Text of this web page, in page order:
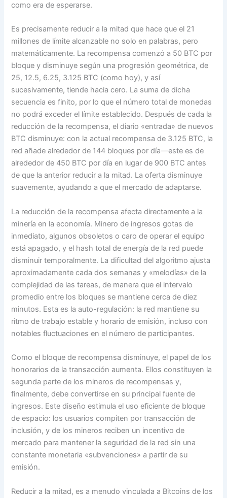
como era de esperarse.
Es precisamente reducir a la mitad que hace que el 21
millones de límite alcanzable no solo en palabras, pero
matemáticamente. La recompensa comenzó a 50 BTC por
bloque y disminuye según una progresión geométrica, de
25, 12.5, 6.25, 3.125 BTC (como hoy), y así
sucesivamente, tiende hacia cero. La suma de dicha
secuencia es finito, por lo que el número total de monedas
no podrá exceder el límite establecido. Después de cada la
reducción de la recompensa, el diario «entrada» de nuevos
BTC disminuye: con la actual recompensa de 3.125 BTC, la
red añade alrededor de 144 bloques por día—este es de
alrededor de 450 BTC por día en lugar de 900 BTC antes
de que la anterior reducir a la mitad. La oferta disminuye
suavemente, ayudando a que el mercado de adaptarse.
La reducción de la recompensa afecta directamente a la
minería en la economía. Minero de ingresos gotas de
inmediato, algunos obsoletos o caro de operar el equipo
está apagado, y el hash total de energía de la red puede
disminuir temporalmente. La dificultad del algoritmo ajusta
aproximadamente cada dos semanas y «melodías» de la
complejidad de las tareas, de manera que el intervalo
promedio entre los bloques se mantiene cerca de diez
minutos. Esta es la auto-regulación: la red mantiene su
ritmo de trabajo estable y horario de emisión, incluso con
notables fluctuaciones en el número de participantes.
Como el bloque de recompensa disminuye, el papel de los
honorarios de la transacción aumenta. Ellos constituyen la
segunda parte de los mineros de recompensas y,
finalmente, debe convertirse en su principal fuente de
ingresos. Este diseño estimula el uso eficiente de bloque
de espacio: los usuarios compiten por transacción de
inclusión, y de los mineros reciben un incentivo de
mercado para mantener la seguridad de la red sin una
constante monetaria «subvenciones» a partir de su
emisión.
Reducir a la mitad, es a menudo vinculada a Bitcoins de los